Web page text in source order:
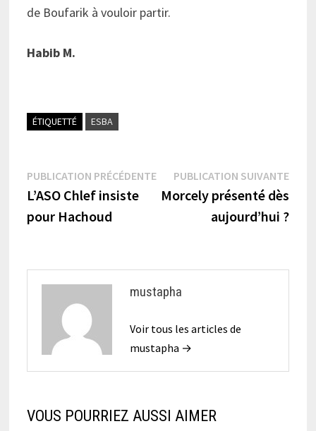
de Boufarik à vouloir partir.
Habib M.
ÉTIQUETTÉ ESBA
Navigation
de
l’article
PUBLICATION PRÉCÉDENTEPublication
précédente :
L’ASO Chlef insiste
pour Hachoud
PUBLICATION SUIVANTE
Morcely présenté dès
aujourd’hui ?
mustapha
Voir tous les articles de
mustapha →
VOUS POURRIEZ AUSSI AIMER